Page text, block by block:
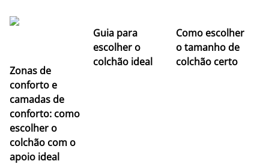
Zonas de
conforto e
camadas de
conforto: como
escolher o
colchão com o
apoio ideal
Guia para
escolher o
colchão ideal
Como escolher
o tamanho de
colchão certo